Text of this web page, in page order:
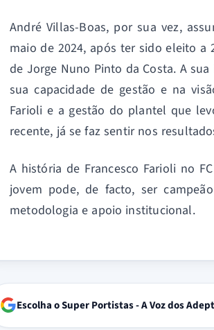
André Villas-Boas, por sua vez,
maio de 2024, após ter sido eleito
de Jorge Nuno Pinto da Costa. A
sua capacidade de gestão e na
Farioli e a gestão do plantel que
recente, já se faz sentir nos
A história de Francesco Farioli no
jovem pode, de facto, ser
metodologia e apoio institucional.
Escolha o Super Portistas - A Voz dos